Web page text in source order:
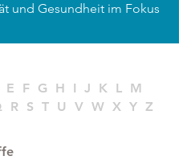
und Gesundheit im Fokus
E F G H I J K L M
R S T U V W X Y Z